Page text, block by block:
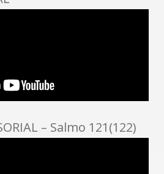
– Salmo 121(122)